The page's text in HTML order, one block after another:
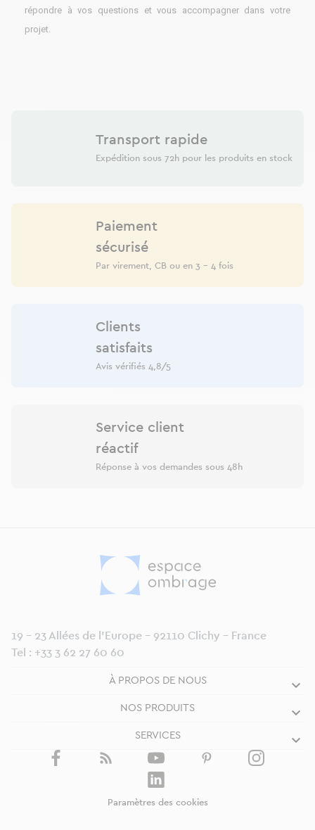
répondre à vos questions et vous accompagner dans votre
projet.
Transport rapide
Expédition sous 72h pour les produits en stock
Paiement
sécurisé
Par virement, CB ou en 3 - 4 fois
Clients
satisfaits
Avis vérifiés 4,8/5
Service client
réactif
Réponse à vos demandes sous 48h
19 - 23 Allées de l’Europe - 92110 Clichy - France
Tel : +33 3 62 27 60 60
À PROPOS DE NOUS
NOS PRODUITS
SERVICES
Paramètres des cookies